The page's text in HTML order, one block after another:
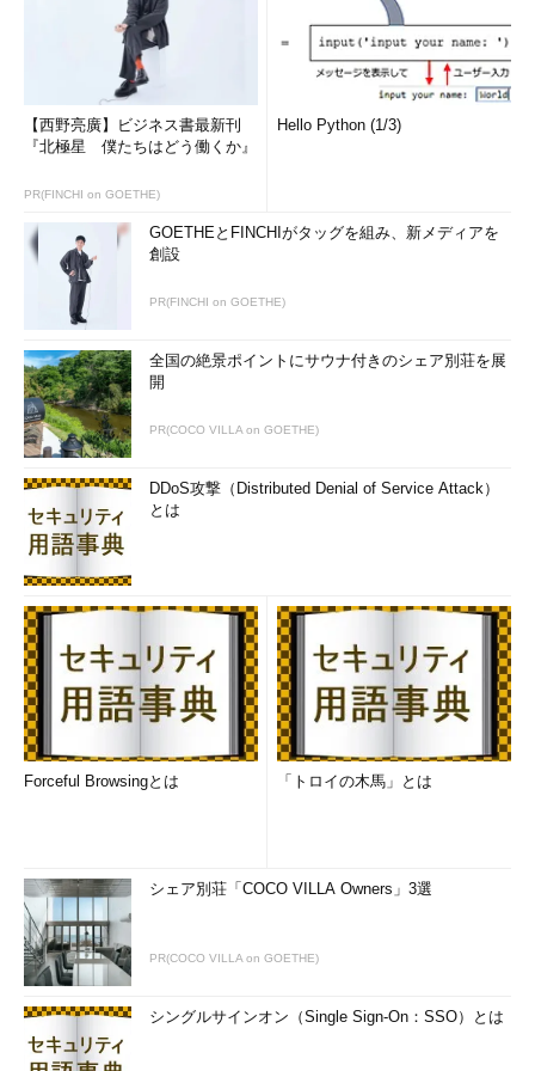
【西野亮廣】ビジネス書最新刊
『北極星 僕たちはどう働くか』
PR(FINCHI on GOETHE)
Hello Python (1/3)
GOETHEとFINCHIがタッグを組み、新メディアを
創設
PR(FINCHI on GOETHE)
全国の絶景ポイントにサウナ付きのシェア別荘を展
開
PR(COCO VILLA on GOETHE)
DDoS攻撃（Distributed Denial of Service Attack）
とは
Forceful Browsingとは 「トロイの木馬」とは
シェア別荘「COCO VILLA Owners」3選
PR(COCO VILLA on GOETHE)
シングルサインオン（Single Sign-On：SSO）とは